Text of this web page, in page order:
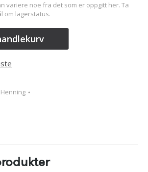
variere noe fra det som er oppgitt her. Ta
om lagerstatus.